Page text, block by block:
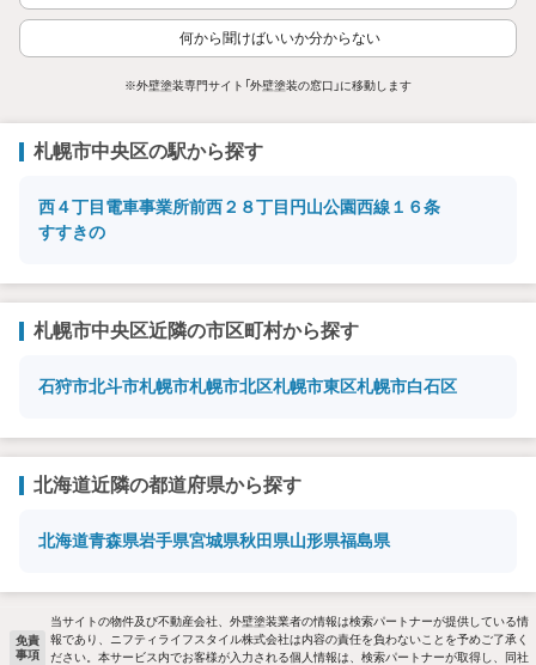
何から聞けばいいか分からない
※外壁塗装専門サイト「外壁塗装の窓口」に移動します
札幌市中央区の駅から探す
西４丁目 電車事業所前西２８丁目 円山公園西線１６条
すすきの
札幌市中央区近隣の市区町村から探す
石狩市北斗市札幌市札幌市北区札幌市東区札幌市白石区
北海道近隣の都道府県から探す
北海道青森県岩手県宮城県秋田県山形県福島県
免責
事項
当サイトの物件及び不動産会社、外壁塗装業者の情報は検索パートナーが提供している情
報であり、ニフティライフスタイル株式会社は内容の責任を負わないことを予めご了承く
ださい。本サービス内でお客様が入力される個人情報は、検索パートナーが取得し、同社